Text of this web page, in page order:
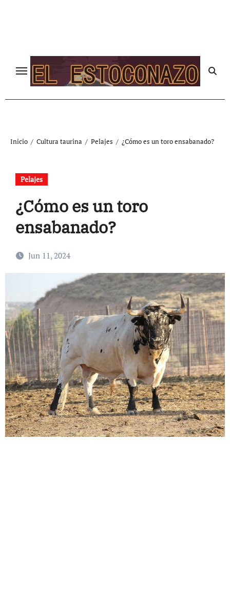
Inicio Cultura taurina Pelajes ¿Cómo es un toro ensabanado?
Pelajes
¿Cómo es un toro
ensabanado?
Jun 11, 2024